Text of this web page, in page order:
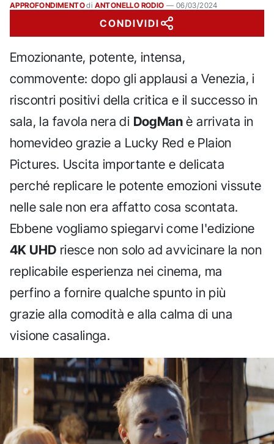
APPROFONDIMENTOdi ANTONELLO RODIO — 06/03/2024
CONDIVIDI
Emozionante, potente, intensa,
commovente: dopo gli applausi a Venezia, i
riscontri positivi della critica e il successo in
sala, la favola nera di DogMan è arrivata in
homevideo grazie a Lucky Red e Plaion
Pictures. Uscita importante e delicata
perché replicare le potente emozioni vissute
nelle sale non era affatto cosa scontata.
Ebbene vogliamo spiegarvi come l'edizione
4K UHD riesce non solo ad avvicinare la non
replicabile esperienza nei cinema, ma
perfino a fornire qualche spunto in più
grazie alla comodità e alla calma di una
visione casalinga.